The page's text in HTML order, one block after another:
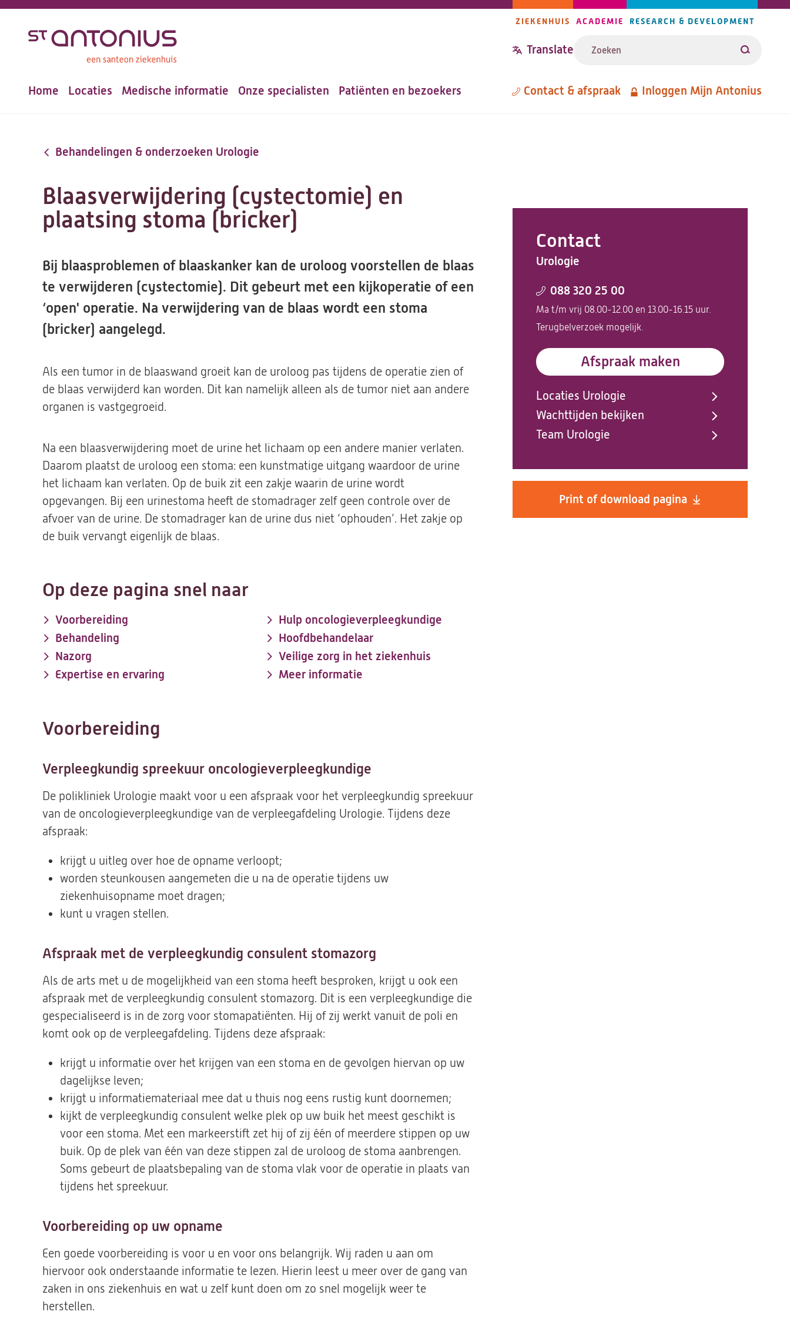
inhoud
navigatie
ZIEKENHUIS ACADEMIE RESEARCH & DEVELOPMENT
Translate Zoeken
Hoofdnavigatie
Home Locaties Medische informatie Onze specialisten Patiënten en bezoekers Metanavigatie
Contact & afspraak Inloggen Mijn Antonius
Behandelingen & onderzoeken Urologie
Blaasverwijdering (cystectomie) en
plaatsing stoma (bricker)
Contact
Urologie
088 320 25 00
Ma t/m vrij 08.00-12.00 en 13.00-16.15 uur.
Terugbelverzoek mogelijk.
Afspraak maken
Locaties Urologie
Wachttijden bekijken
Team Urologie
Print of download pagina
Bij blaasproblemen of blaaskanker kan de uroloog voorstellen de blaas
te verwijderen (cystectomie). Dit gebeurt met een kijkoperatie of een
‘open' operatie. Na verwijdering van de blaas wordt een stoma
(bricker) aangelegd.
Als een tumor in de blaaswand groeit kan de uroloog pas tijdens de operatie zien of
de blaas verwijderd kan worden. Dit kan namelijk alleen als de tumor niet aan andere
organen is vastgegroeid.
Na een blaasverwijdering moet de urine het lichaam op een andere manier verlaten.
Daarom plaatst de uroloog een stoma: een kunstmatige uitgang waardoor de urine
het lichaam kan verlaten. Op de buik zit een zakje waarin de urine wordt
opgevangen. Bij een urinestoma heeft de stomadrager zelf geen controle over de
afvoer van de urine. De stomadrager kan de urine dus niet ‘ophouden’. Het zakje op
de buik vervangt eigenlijk de blaas.
Op deze pagina snel naar
Voorbereiding
Behandeling
Nazorg
Expertise en ervaring
Hulp oncologieverpleegkundige
Hoofdbehandelaar
Veilige zorg in het ziekenhuis
Meer informatie
Voorbereiding
Verpleegkundig spreekuur oncologieverpleegkundige
De polikliniek Urologie maakt voor u een afspraak voor het verpleegkundig spreekuur
van de oncologieverpleegkundige van de verpleegafdeling Urologie. Tijdens deze
afspraak:
krijgt u uitleg over hoe de opname verloopt;
worden steunkousen aangemeten die u na de operatie tijdens uw
ziekenhuisopname moet dragen;
kunt u vragen stellen.
Afspraak met de verpleegkundig consulent stomazorg
Als de arts met u de mogelijkheid van een stoma heeft besproken, krijgt u ook een
afspraak met de verpleegkundig consulent stomazorg. Dit is een verpleegkundige die
gespecialiseerd is in de zorg voor stomapatiënten. Hij of zij werkt vanuit de poli en
komt ook op de verpleegafdeling. Tijdens deze afspraak:
krijgt u informatie over het krijgen van een stoma en de gevolgen hiervan op uw
dagelijkse leven;
krijgt u informatiemateriaal mee dat u thuis nog eens rustig kunt doornemen;
kijkt de verpleegkundig consulent welke plek op uw buik het meest geschikt is
voor een stoma. Met een markeerstift zet hij of zij één of meerdere stippen op uw
buik. Op de plek van één van deze stippen zal de uroloog de stoma aanbrengen.
Soms gebeurt de plaatsbepaling van de stoma vlak voor de operatie in plaats van
tijdens het spreekuur.
Voorbereiding op uw opname
Een goede voorbereiding is voor u en voor ons belangrijk. Wij raden u aan om
hiervoor ook onderstaande informatie te lezen. Hierin leest u meer over de gang van
zaken in ons ziekenhuis en wat u zelf kunt doen om zo snel mogelijk weer te
herstellen.